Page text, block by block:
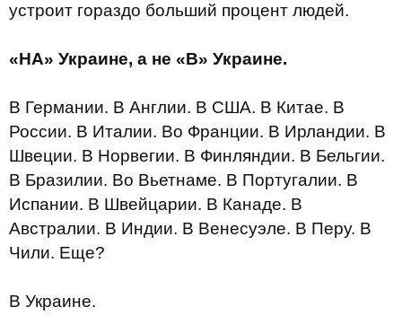
устроит гораздо больший процент людей.
«НА» Украине, а не «В» Украине.
В Германии. В Англии. В США. В Китае. В
России. В Италии. Во Франции. В Ирландии. В
Швеции. В Норвегии. В Финляндии. В Бельгии.
В Бразилии. Во Вьетнаме. В Португалии. В
Испании. В Швейцарии. В Канаде. В
Австралии. В Индии. В Венесуэле. В Перу. В
Чили. Еще?
В Украине.